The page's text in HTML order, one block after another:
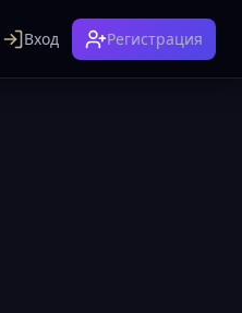
Вход Регистрация